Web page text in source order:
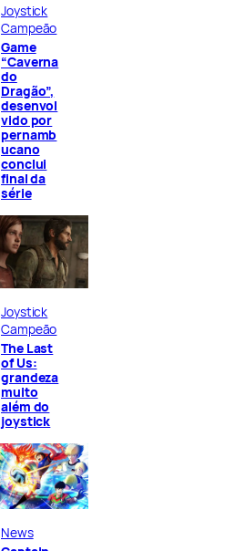
Joystick
Campeão
Game
“Caverna
do
Dragão”,
desenvol
vido por
pernamb
ucano
conclui
final da
série
Joystick
Campeão
The Last
of Us:
grandeza
muito
além do
joystick
News